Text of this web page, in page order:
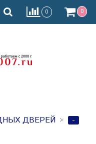
0 0
ДВЕРЕЙ
-